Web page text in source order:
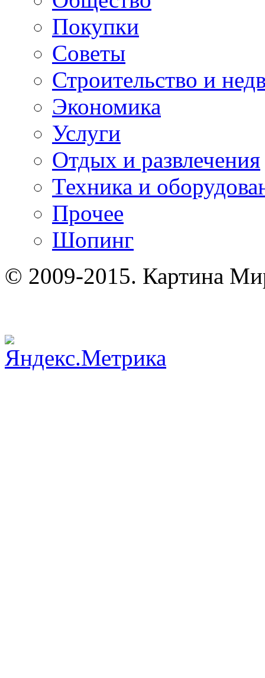
Покупки
Советы
Строительство и
Экономика
Услуги
Отдых и развлечения
Техника и
Прочее
Шопинг
© 2009-2015. Картина